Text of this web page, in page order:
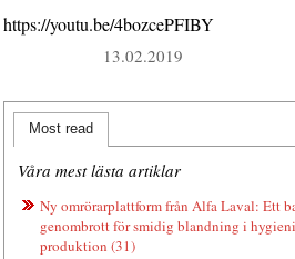
https://youtu.be/4bozcePFIBY
13.02.2019
Most read
Våra mest lästa artiklar
Ny omrörarplattform från Alfa Laval: Ett
genombrott för smidig blandning i
produktion (31)